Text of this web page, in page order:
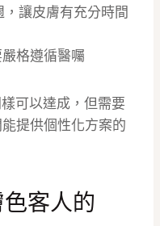
讓皮膚有充分時間
格遵循醫囑
可以達成，但需要
提供個性化方案的
客人的